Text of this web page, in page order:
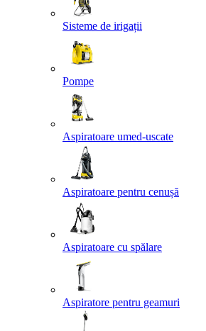
Sisteme de irigații
Pompe
Aspiratoare umed-uscate
Aspiratoare pentru cenușă
Aspiratoare cu spălare
Aspiratore pentru geamuri